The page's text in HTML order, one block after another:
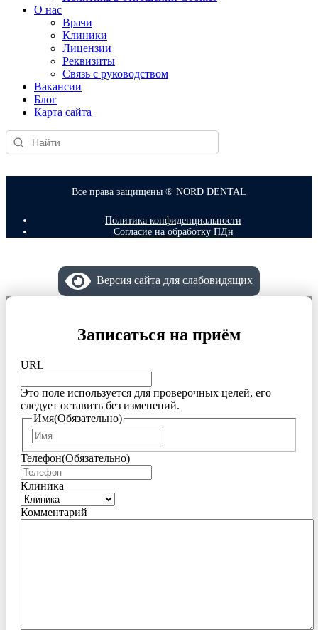
О нас
Врачи
Клиники
Лицензии
Реквизиты
Связь с руководством
Вакансии
Блог
Карта сайта
Все права защищены ® NORD DENTAL
Политика конфиденциальности
Согласие на обработку ПДн
Версия сайта для слабовидящих
Записаться на приём
URL
Это поле используется для проверочных целей, его
следует оставить без изменений.
Имя(Обязательно)
Телефон(Обязательно)
Клиника
Комментарий